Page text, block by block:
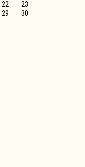
22
23
29
30